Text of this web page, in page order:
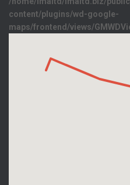
content/plugins/wd-google-
maps/frontend/views/